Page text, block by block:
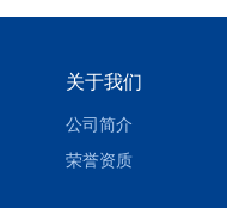
关于我们
公司简介
荣誉资质